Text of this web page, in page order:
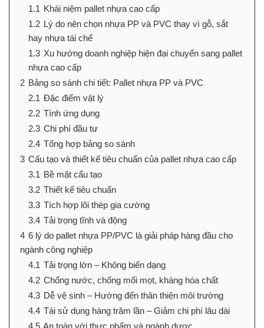
1.1 Khái niệm pallet nhựa cao cấp
1.2 Lý do nên chọn nhựa PP và PVC thay vì gỗ, sắt
hay nhựa tái chế
1.3 Xu hướng doanh nghiệp hiện đại chuyển sang pallet
nhựa cao cấp
2 Bảng so sánh chi tiết: Pallet nhựa PP và PVC
2.1 Đặc điểm vật lý
2.2 Tính ứng dụng
2.3 Chi phí đầu tư
2.4 Tổng hợp bảng so sánh
3 Cấu tạo và thiết kế tiêu chuẩn của pallet nhựa cao cấp
3.1 Bề mặt cấu tạo
3.2 Thiết kế tiêu chuẩn
3.3 Tích hợp lõi thép gia cường
3.4 Tải trọng tĩnh và động
4 6 lý do pallet nhựa PP/PVC là giải pháp hàng đầu cho
ngành công nghiệp
4.1 Tải trọng lớn – Không biến dạng
4.2 Chống nước, chống mối mọt, kháng hóa chất
4.3 Dễ vệ sinh – Hướng đến thân thiện môi trường
4.4 Tái sử dụng hàng trăm lần – Giảm chi phí lâu dài